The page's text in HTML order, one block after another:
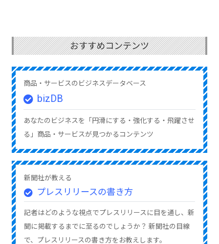
おすすめコンテンツ
商品・サービスのビジネスデータベース
bizDB
あなたのビジネスを「円滑にする・強化する・飛躍させ
る」商品・サービスが見つかるコンテンツ
新聞社が教える
プレスリリースの書き方
記者はどのような視点でプレスリリースに目を通し、新
聞に掲載するまでに至るのでしょうか？ 新聞社の目線
で、プレスリリースの書き方をお教えします。